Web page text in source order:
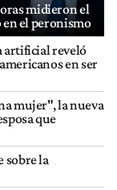
midieron el
en el peronismo
artificial reveló
en ser
mujer", la nueva
que
sobre la